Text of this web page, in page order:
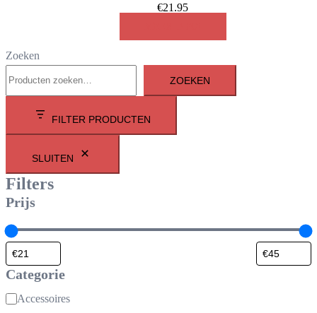
€21.95
Zoeken
ZOEKEN
FILTER PRODUCTEN
SLUITEN
Filters
Prijs
Categorie
Categorie
Accessoires